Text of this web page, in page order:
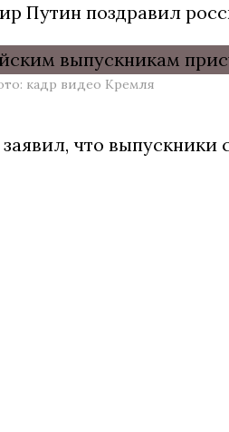
Путин поздравил
кадр видео Кремля
что выпускники